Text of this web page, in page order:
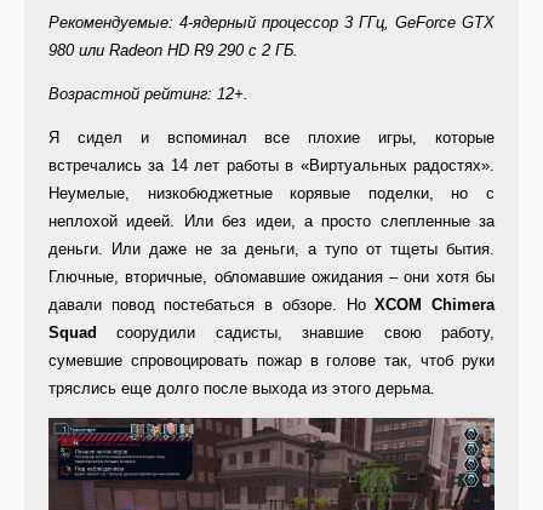
Рекомендуемые: 4-ядерный процессор 3 ГГц, GeForce GTX
980 или Radeon HD R9 290 с 2 ГБ.
Возрастной рейтинг: 12+.
Я сидел и вспоминал все плохие игры, которые
встречались за 14 лет работы в «Виртуальных радостях».
Неумелые, низкобюджетные корявые поделки, но с
неплохой идеей. Или без идеи, а просто слепленные за
деньги. Или даже не за деньги, а тупо от тщеты бытия.
Глючные, вторичные, обломавшие ожидания – они хотя бы
давали повод постебаться в обзоре. НоXCOM Chimera
Squad
соорудили садисты, знавшие свою работу,
сумевшие спровоцировать пожар в голове так, чтоб руки
тряслись еще долго после выхода из этого дерьма.